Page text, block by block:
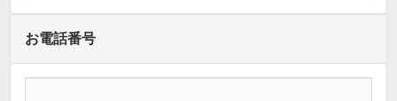
お電話番号